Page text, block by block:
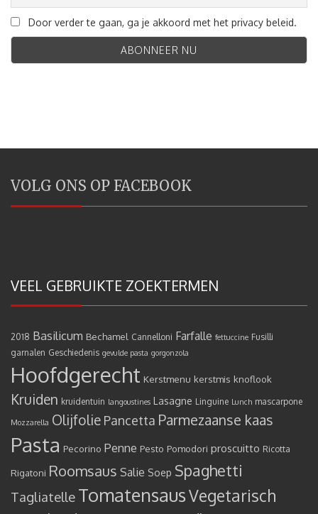
Door verder te gaan, ga je akkoord met het privacy beleid.
VOLG ONS OP FACEBOOK
VEEL GEBRUIKTE ZOEKTERMEN
2018 Basilicum Bechamel Cannelloni Farfalle fettuccine Fusilli
garnalen Geschiedenis gevulde pasta gorgonzola
Hoofdgerecht Kerstmenu kerstmis knoflook
Kruiden kruidentuin langoustines Lasagne Linguine Lunch mascarpone
Mozzarella Olijfolie Pancetta Parmezaanse kaas
Pasta Pecorino Penne Pesto Pomodori proscuitto Ricotta
Rigatoni Roomsaus Salie Soep Spaghetti
Tagliatelle TomatensausVegetarisch